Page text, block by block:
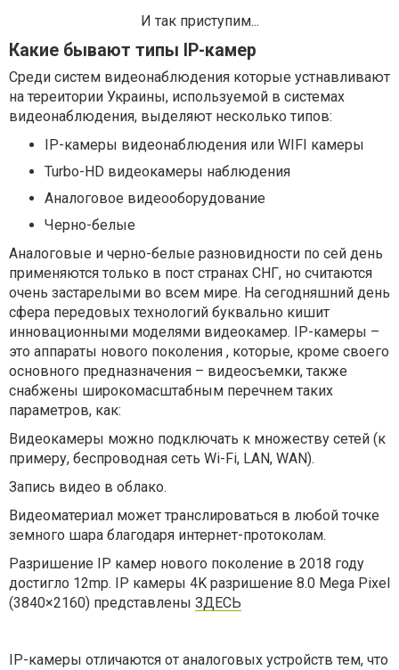
И так приступим...
Какие бывают типы IP-камер
Среди систем видеонаблюдения которые устнавливают
на тереитории Украины, используемой в системах
видеонаблюдения, выделяют несколько типов:
IP-камеры видеонаблюдения или WIFI камеры
Turbo-HD видеокамеры наблюдения
Аналоговое видеооборудование
Черно-белые
Аналоговые и черно-белые разновидности по сей день
применяются только в пост странах СНГ, но считаются
очень застарелыми во всем мире. На сегодняшний день
сфера передовых технологий буквально кишит
инновационными моделями видеокамер. IP-камеры –
это аппараты нового поколения , которые, кроме своего
основного предназначения – видеосъемки, также
снабжены широкомасштабным перечнем таких
параметров, как:
Видеокамеры можно подключать к множеству сетей (к
примеру, беспроводная сеть Wi-Fi, LAN, WAN).
Запись видео в облако.
Видеоматериал может транслироваться в любой точке
земного шара благодаря интернет-протоколам.
Разришение IP камер нового поколение в 2018 году
достигло 12mp. IP камеры 4K разришение 8.0 Mega Pixel
(3840×2160) представлены ЗДЕСЬ
IP-камеры отличаются от аналоговых устройств тем, что